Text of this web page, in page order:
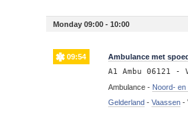
Monday 09:00 - 10:00
09:54 Ambulance met
A1 Ambu 06121 -
Ambulance - Noord-
Gelderland -Vaassen -